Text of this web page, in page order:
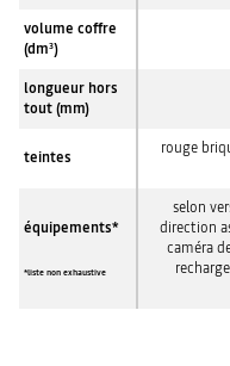
volume coffre
(dm3)
longueur hors
tout (mm)
teintes
rouge
équipements*
*liste non exhaustive
selon
direction
caméra